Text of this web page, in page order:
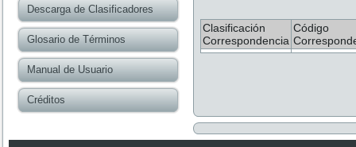
Descarga de Clasificadores
Glosario de Términos
Manual de Usuario
Créditos
Clasificación
Correspondencia
Código